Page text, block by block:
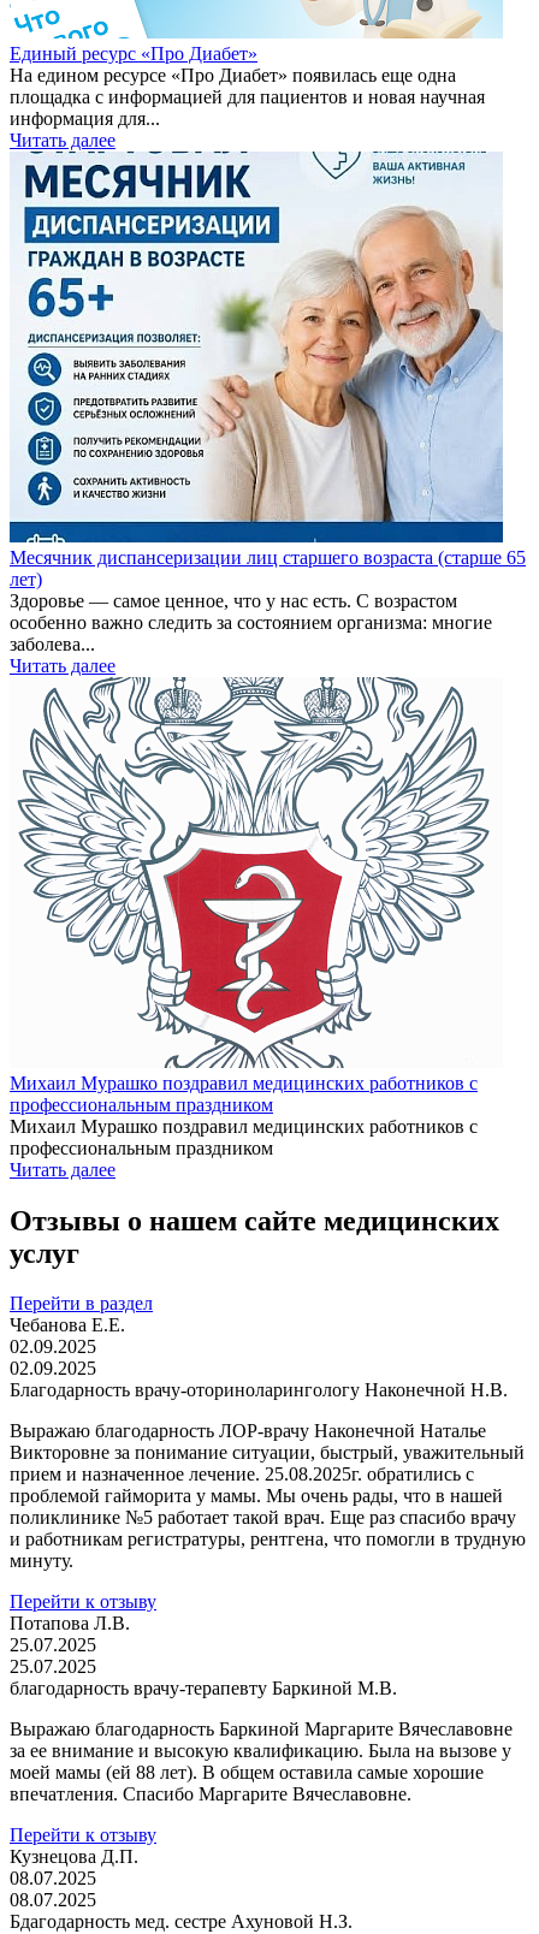
Единый ресурс «Про Диабет»
На едином ресурсе «Про Диабет» появилась еще одна
площадка с информацией для пациентов и новая научная
информация для...
Читать далее
Месячник диспансеризации лиц старшего возраста (старше 65
лет)
Здоровье — самое ценное, что у нас есть. С возрастом
особенно важно следить за состоянием организма: многие
заболева...
Читать далее
Михаил Мурашко поздравил медицинских работников с
профессиональным праздником
Михаил Мурашко поздравил медицинских работников с
профессиональным праздником
Читать далее
Отзывы о нашем сайте медицинских
услуг
Перейти в раздел
Чебанова Е.Е.
02.09.2025
02.09.2025
Благодарность врачу-оториноларингологу Наконечной Н.В.
Выражаю благодарность ЛОР-врачу Наконечной Наталье
Викторовне за понимание ситуации, быстрый, уважительный
прием и назначенное лечение. 25.08.2025г. обратились с
проблемой гайморита у мамы. Мы очень рады, что в нашей
поликлинике №5 работает такой врач. Еще раз спасибо врачу
и работникам регистратуры, рентгена, что помогли в трудную
минуту.
Перейти к отзыву
Потапова Л.В.
25.07.2025
25.07.2025
благодарность врачу-терапевту Баркиной М.В.
Выражаю благодарность Баркиной Маргарите Вячеславовне
за ее внимание и высокую квалификацию. Была на вызове у
моей мамы (ей 88 лет). В общем оставила самые хорошие
впечатления. Спасибо Маргарите Вячеславовне.
Перейти к отзыву
Кузнецова Д.П.
08.07.2025
08.07.2025
Бдагодарность мед. сестре Ахуновой Н.З.